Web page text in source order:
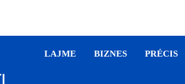
LAJME BIZNES PRÉCIS